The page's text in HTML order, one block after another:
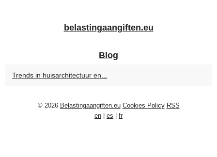
belastingaangiften.eu
Blog
Trends in huisarchitectuur en...
© 2026 Belastingaangiften.eu Cookies Policy RSS
en
es fr